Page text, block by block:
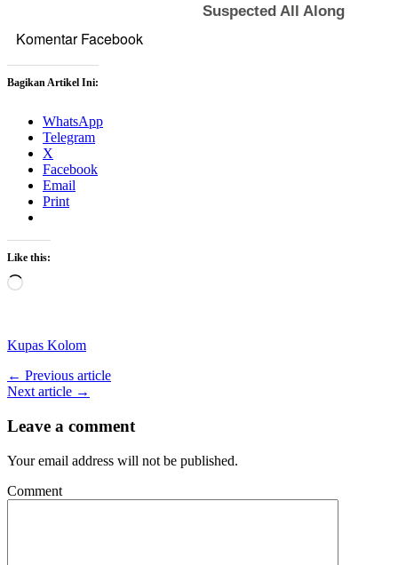
Komentar Facebook
Bagikan Artikel Ini:
WhatsApp
Telegram
X
Facebook
Email
Print
Like this:
Loading…
Kupas Kolom
← Previous article
Next article →
Leave a comment
Your email address will not be published.
Comment